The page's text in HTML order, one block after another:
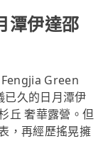
潭伊達邵
Green
久的日月潭伊
丘 奢華露營。但
，再經歷搖晃擁